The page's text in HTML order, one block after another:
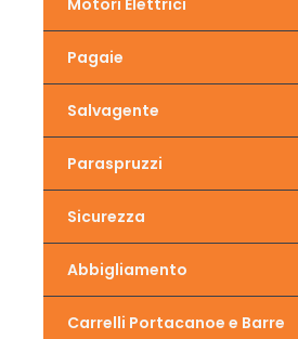
Motori Elettrici
Pagaie
Salvagente
Paraspruzzi
Sicurezza
Abbigliamento
Carrelli Portacanoe e Barre